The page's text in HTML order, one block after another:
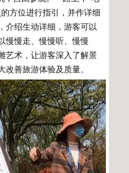
方位进行指引，并作详细
介绍生动详细，游客可以
慢慢走、慢慢听、慢慢
艺术，让游客深入了解景
改善旅游体验及质量。